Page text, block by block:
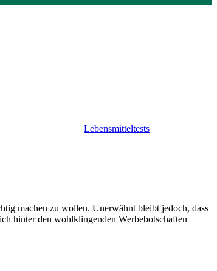
Lebensmitteltests
machen zu wollen. Unerwähnt bleibt jedoch, dass
hinter den wohlklingenden Werbebotschaften